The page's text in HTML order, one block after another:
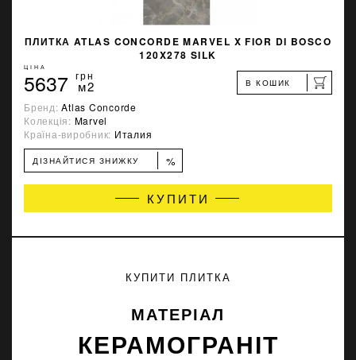
ПЛИТКА ATLAS CONCORDE MARVEL X FIOR DI BOSCO
120X278 SILK
ЦІНА
5637 грн
м2 В КОШИК
Бренд:Atlas Concorde
Колекція: Marvel
Країна-виробник: Италия
ДІЗНАЙТИСЯ ЗНИЖКУ %
КУПИТИ
КУПИТИ ПЛИТКА
МАТЕРІАЛ
КЕРАМОГРАНІТ